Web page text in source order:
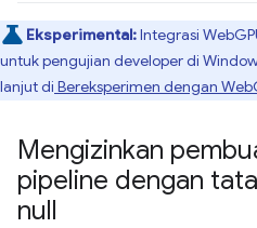
Eksperimental:Integrasi
untuk pengujian developer di
lanjut di Bereksperimen dengan
Mengizinkan
pipeline dengan
null